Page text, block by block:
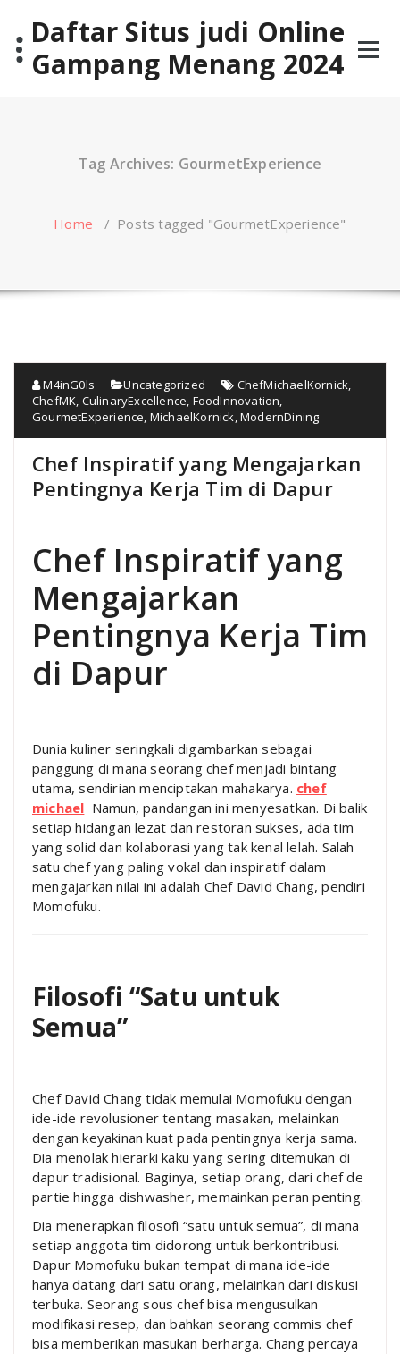
contentDaftar Situs judi Online
Gampang Menang 2024
Tag Archives: GourmetExperience
Home / Posts tagged "GourmetExperience"
M4inG0ls Uncategorized ChefMichaelKornick
ChefMK CulinaryExcellence FoodInnovation
GourmetExperience MichaelKornick ,ModernDining
Chef Inspiratif yang Mengajarkan
Pentingnya Kerja Tim di Dapur
Chef Inspiratif yang
Mengajarkan
Pentingnya Kerja Tim
di Dapur
Dunia kuliner seringkali digambarkan sebagai
panggung di mana seorang chef menjadi bintang
utama, sendirian menciptakan mahakarya. chef
michael Namun, pandangan ini menyesatkan. Di balik
setiap hidangan lezat dan restoran sukses, ada tim
yang solid dan kolaborasi yang tak kenal lelah. Salah
satu chef yang paling vokal dan inspiratif dalam
mengajarkan nilai ini adalah Chef David Chang, pendiri
Momofuku.
Filosofi “Satu untuk
Semua”
Chef David Chang tidak memulai Momofuku dengan
ide-ide revolusioner tentang masakan, melainkan
dengan keyakinan kuat pada pentingnya kerja sama.
Dia menolak hierarki kaku yang sering ditemukan di
dapur tradisional. Baginya, setiap orang, dari chef de
partie hingga dishwasher, memainkan peran penting.
Dia menerapkan filosofi “satu untuk semua”, di mana
setiap anggota tim didorong untuk berkontribusi.
Dapur Momofuku bukan tempat di mana ide-ide
hanya datang dari satu orang, melainkan dari diskusi
terbuka. Seorang sous chef bisa mengusulkan
modifikasi resep, dan bahkan seorang commis chef
bisa memberikan masukan berharga. Chang percaya